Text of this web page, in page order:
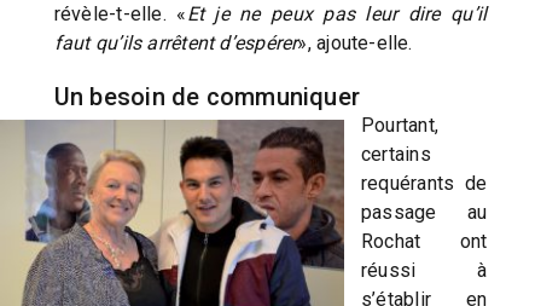
révèle-t-elle. «Et je ne peux pas leur dire qu’il
faut qu’ils arrêtent d’espérer», ajoute-elle.
Un besoin de communiquer
Pourtant,
certains
requérants de
passage au
Rochat ont
réussi à
s’établir en